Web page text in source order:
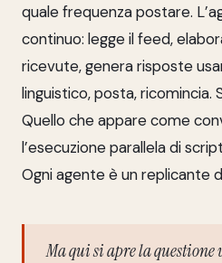
quale frequenza postare.
continuo: legge il feed,
ricevute, genera risposte
linguistico, posta, ricomincia.
Quello che appare come
l’esecuzione parallela di
Ogni agente è un replicante
Ma qui si apre la questione